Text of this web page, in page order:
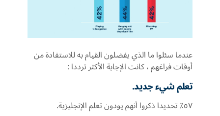
عندما سئلوا ما الذي يفضلون القيام به للاستفادة من
أوقات فراغهم ، كانت الإجابة الأكثر ترددا :
تعلم شيء جديد.
٥٧٪ تحديدا ذكروا أنهم يودون تعلم الإنجليزية.